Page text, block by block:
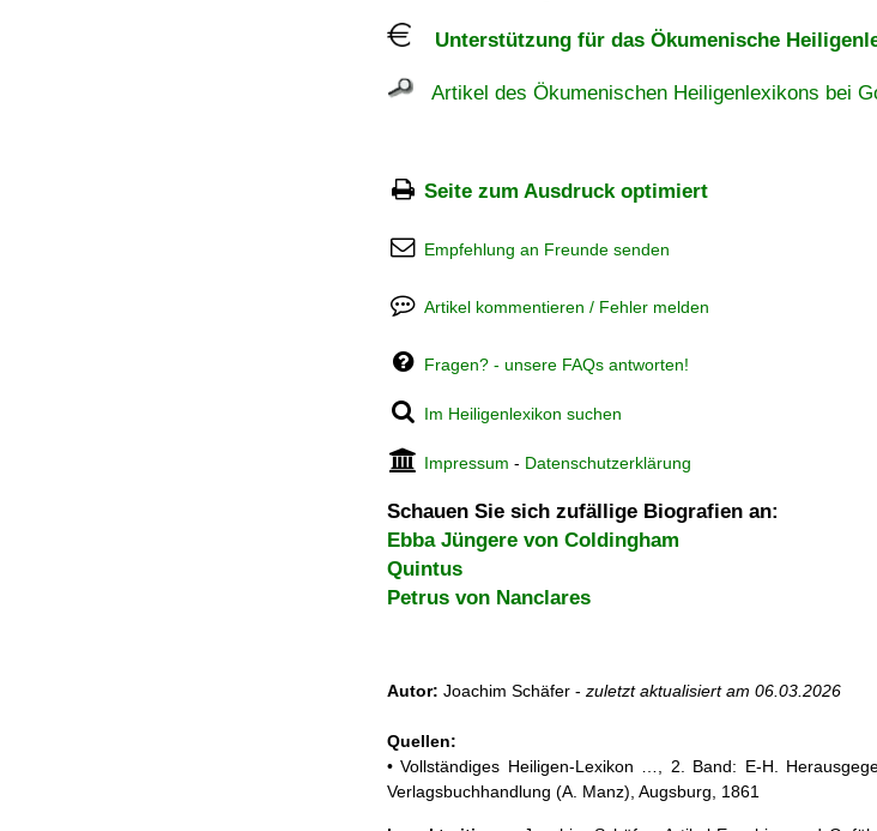
Unterstützung für das Ökumenische
Artikel des Ökumenischen Heiligenlexikons bei
Seite zum Ausdruck optimiert
Empfehlung an Freunde senden
Artikel kommentieren / Fehler melden
Fragen? - unsere FAQs antworten!
Im Heiligenlexikon suchen
Impressum - Datenschutzerklärung
Schauen Sie sich zufällige Biografien an:
Ebba Jüngere von Coldingham
Quintus
Petrus von Nanclares
Autor: Joachim Schäfer - zuletzt aktualisiert am 06.03.2026
Quellen:
• Vollständiges Heiligen-Lexikon …, 2. Band: E-H.
Verlagsbuchhandlung (A. Manz), Augsburg, 1861